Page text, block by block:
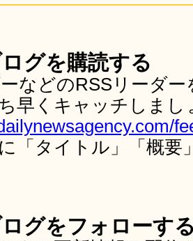
グを購読する
などのRSSリーダ
早くキャッチしま
「タイトル」「概要
グをフォローす